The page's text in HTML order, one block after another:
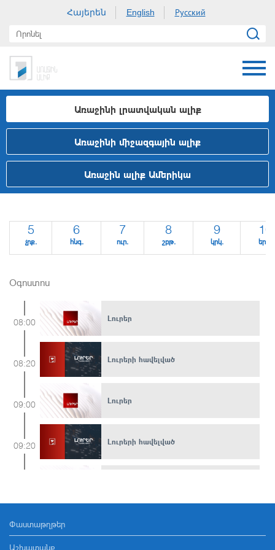
Հայերեն English Русский
Առաջինի լրատվական ալիք
Առաջինի միջազգային ալիք
Առաջին ալիք Ամերիկա
5
չրք.
6
հնգ.
7
ուր.
8
շբթ.
9
կրկ.
10
երկ.
Օգոստոս
Լուրեր
08:00
Լուրերի հավելված
08:20
Լուրեր
09:00
Լուրերի հավելված
09:20
10:15
Փաստաթղթեր
Աշխատանք